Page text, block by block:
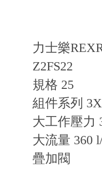
力士樂
Z2FS22
規格 25
組件系列 3X
大工作壓力
大流量 360
疊加閥